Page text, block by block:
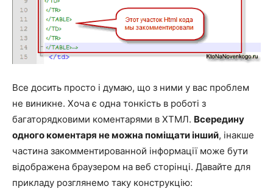
Все досить просто і думаю, що з ними у вас проблем
не виникне. Хоча є одна тонкість в роботі з
багаторядковими коментарями в ХТМЛ. Всередину
одного коментаря не можна поміщати інший, інакше
частина закомментированной інформації може бути
відображена браузером на веб сторінці. Давайте для
прикладу розглянемо таку конструкцію: